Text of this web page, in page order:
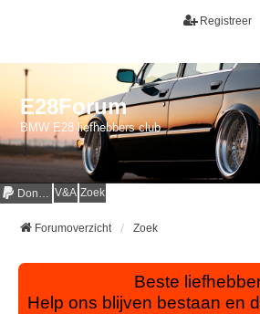
Registreer
E28Forum
BMW E28 liefhebbers club
Donaties V&A Zoek
Forumoverzicht Zoek
Beste
Help ons blijven bestaan en